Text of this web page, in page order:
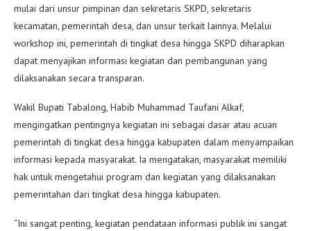
mulai dari unsur pimpinan dan sekretaris SKPD, sekretaris
kecamatan, pemerintah desa, dan unsur terkait lainnya. Melalui
workshop ini, pemerintah di tingkat desa hingga SKPD diharapkan
dapat menyajikan informasi kegiatan dan pembangunan yang
dilaksanakan secara transparan.
Wakil Bupati Tabalong, Habib Muhammad Taufani Alkaf,
mengingatkan pentingnya kegiatan ini sebagai dasar atau acuan
pemerintah di tingkat desa hingga kabupaten dalam menyampaikan
informasi kepada masyarakat. Ia mengatakan, masyarakat memiliki
hak untuk mengetahui program dan kegiatan yang dilaksanakan
pemerintahan dari tingkat desa hingga kabupaten.
“Ini sangat penting, kegiatan pendataan informasi publik ini sangat